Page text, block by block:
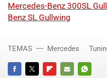
Mercedes-Benz 300SL
Benz SL Gullwing
TEMAS Mercedes